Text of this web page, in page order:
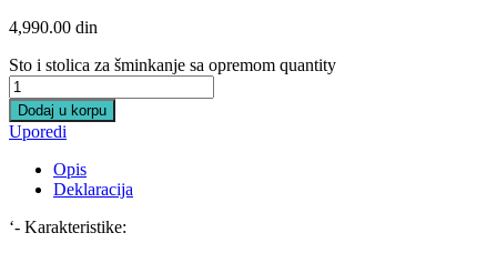
4,990.00 din
Sto i stolica za šminkanje sa opremom quantity
Dodaj u korpu
Uporedi
Opis
Deklaracija
‘- Karakteristike: